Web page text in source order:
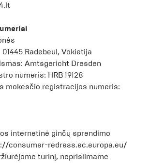
Radebeul, Vokietija
Amtsgericht Dresden
numeris: HRB 19128
mokesčio registracijos numeris:
internetinė ginčų sprendimo
consumer-redress.ec.europa.eu/
turinį, neprisiimame